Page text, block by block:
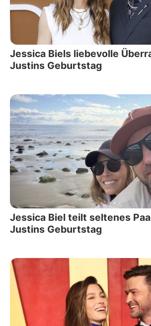
Jessica Biels liebevolle
Justins Geburtstag
Jessica Biel teilt seltenes
Justins Geburtstag